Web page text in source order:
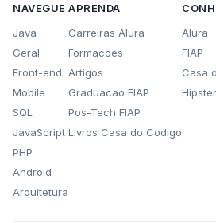
NAVEGUE
Java
Geral
Front-end
Mobile
SQL
JavaScript
PHP
Android
Arquitetura
APRENDA
Carreiras Alura
Formacoes
Artigos
Graduacao FIAP
Pos-Tech FIAP
Livros Casa do Codigo
Alura
FIAP
Casa